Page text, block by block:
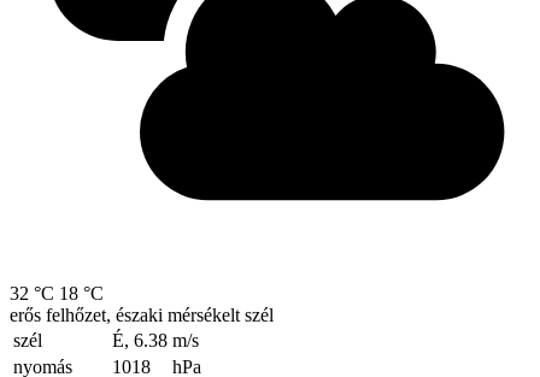
32 °C 18 °C
erős felhőzet, északi mérsékelt szél
szél
É, 6.38 m/s
nyomás
1018 hPa